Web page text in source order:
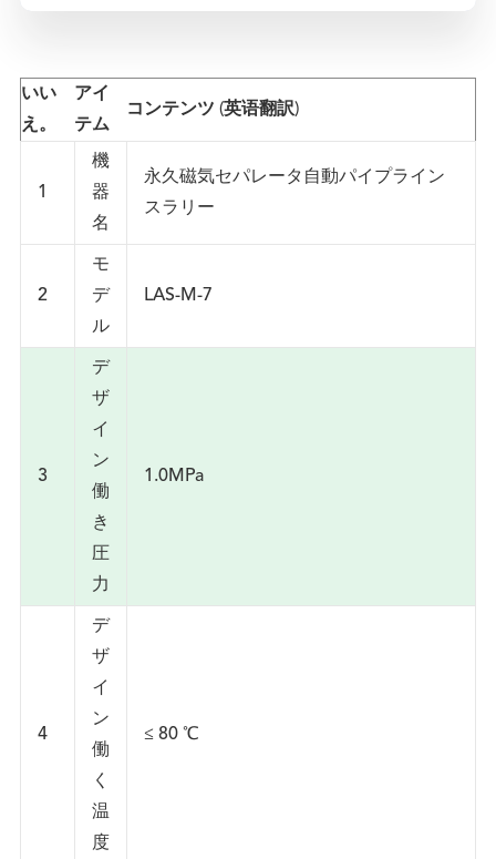
いい
え。
アイ
テム
コンテンツ (英语翻訳)
1
機
器
名
永久磁気セパレータ自動パイプライン
スラリー
2
モ
デ
ル
LAS-M-7
3
デ
ザ
イ
ン
働
き
圧
力
1.0MPa
4
デ
ザ
イ
ン
働
く
温
度
≤ 80 ℃